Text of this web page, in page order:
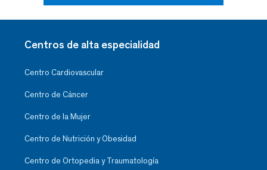
Centros de alta especialidad
Centro Cardiovascular
Centro de Cáncer
Centro de la Mujer
Centro de Nutrición y Obesidad
Centro de Ortopedia y Traumatología